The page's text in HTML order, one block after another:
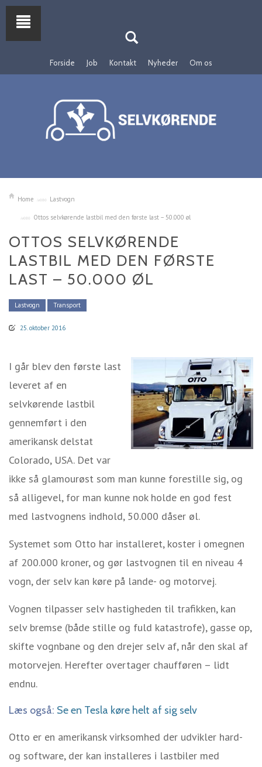
Forside Job Kontakt Nyheder Om os
Home Lastvogn
Ottos selvkørende lastbil med den første last – 50.000 øl
OTTOS SELVKØRENDE
LASTBIL MED DEN FØRSTE
LAST – 50.000 ØL
Lastvogn Transport
25. oktober 2016
I går blev den første last
leveret af en
selvkørende lastbil
gennemført i den
amerikansk delstat
Colorado, USA. Det var
ikke så glamourøst som man kunne forestille sig, og
så alligevel, for man kunne nok holde en god fest
med lastvognens indhold, 50.000 dåser øl.
Systemet som Otto har installeret, koster i omegnen
af 200.000 kroner, og gør lastvognen til en niveau 4
vogn, der selv kan køre på lande- og motorvej.
Vognen tilpasser selv hastigheden til trafikken, kan
selv bremse (både stille og fuld katastrofe), gasse op,
skifte vognbane og den drejer selv af, når den skal af
motorvejen. Herefter overtager chaufføren – lidt
endnu.
Læs også: Se en Tesla køre helt af sig selv
Otto er en amerikansk virksomhed der udvikler hard-
og software, der kan installeres i lastbiler med